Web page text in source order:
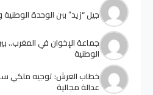
جيل “زيد” ببن الوحدة
جماعة الإخوان في المغرب..
الوطنية
خطاب العرش: توجيه ملكي
عدالة مجالية